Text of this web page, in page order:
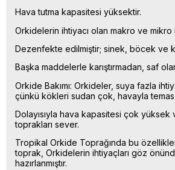
Hava tutma kapasitesi yüksektir.
Orkidelerin ihtiyacı olan makro ve mikro
Dezenfekte edilmiştir; sinek, böcek ve
Başka maddelerle karıştırmadan, saf
Orkide Bakımı: Orkideler, suya fazla
çünkü kökleri sudan çok, havayla
Dolayısıyla hava kapasitesi çok yüksek
toprakları sever.
Tropikal Orkide Toprağında bu
toprak, Orkidelerin ihtiyaçları göz
hazırlanmıştır.